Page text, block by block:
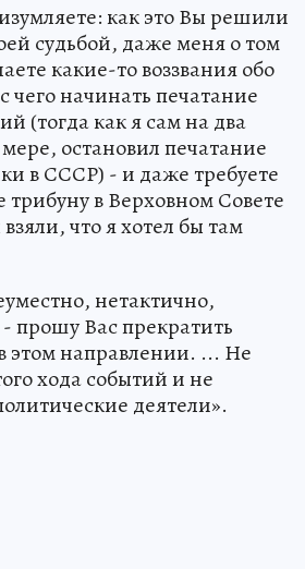
как это Вы решили
судьбой, даже меня о том
какие-то воззвания обо
чего начинать печатание
(тогда как я сам на два
остановил печатание
в СССР) - и даже требуете
трибуну в Верховном Совете
что я хотел бы там
нетактично,
прошу Вас прекратить
этом направлении. ... Не
хода событий и не
деятели».